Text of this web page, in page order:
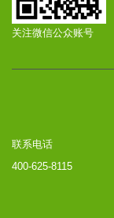
关注微信公众账号
联系电话
400-625-8115